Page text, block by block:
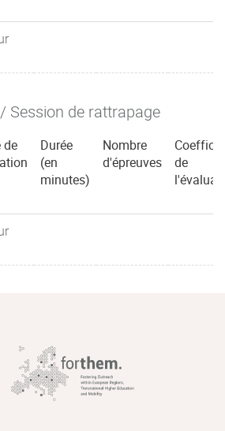
Session de rattrapage
de
Durée
(en
minutes)
Nombre
d'épreuves
de